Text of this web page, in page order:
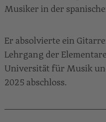
Musiker in der
Er absolvierte ein
Lehrgang der
Universität für Musik
2025 abschloss.